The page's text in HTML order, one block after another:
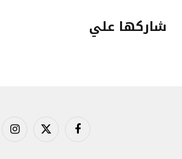
شاركها علي
فيسبوك X